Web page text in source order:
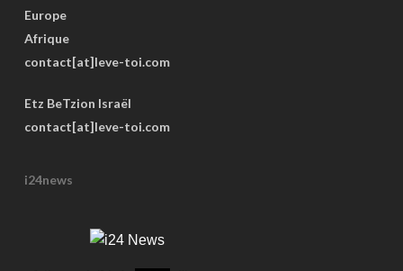
Europe
Afrique
contact[at]leve-toi.com
Etz BeTzion Israël
contact[at]leve-toi.com
i24news